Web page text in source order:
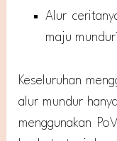
Alur
maju
Keseluruhan
alur mundur
menggunakan